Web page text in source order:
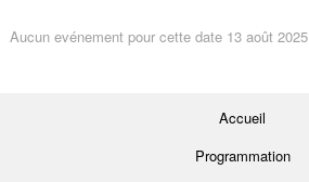
Aucun evénement pour cette date 13 août 2025
Accueil
Programmation